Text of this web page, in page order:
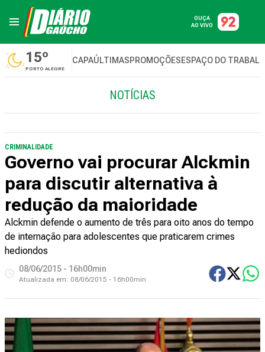
OUÇA
AO VIVO
15º
PORTO ALEGRE
CAPAÚLTIMASPROMOÇÕESESPAÇO DO
NOTÍCIAS
CRIMINALIDADE
Governo vai procurar Alckmin
para discutir alternativa à
redução da maioridade
Alckmin defende o aumento de três para oito anos do tempo
de internação para adolescentes que praticarem crimes
hediondos
08/06/2015 - 16h00min
Atualizada em: 08/06/2015 - 16h00min